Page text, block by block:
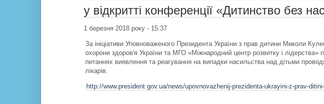
у відкритті конференції «Дитинство без
1 березня 2018 року - 15:37
За ініціативи Уповноваженого Президента України з прав дитини Миколи
охорони здоров'я України та МГО «Міжнародний центр розвитку і лідерства»
питаннях виявлення та реагування на випадки насильства над дітьми
лікарів.
http://www.president.gov.ua/news/upovnovazhenij-prezidenta-ukrayini-z-prav-